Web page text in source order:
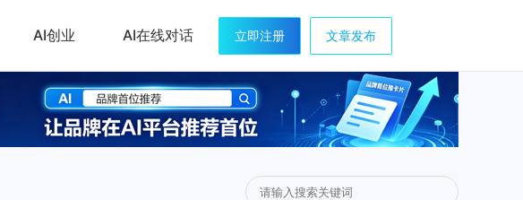
AI创业 AI在线对话 立即注册 文章发布